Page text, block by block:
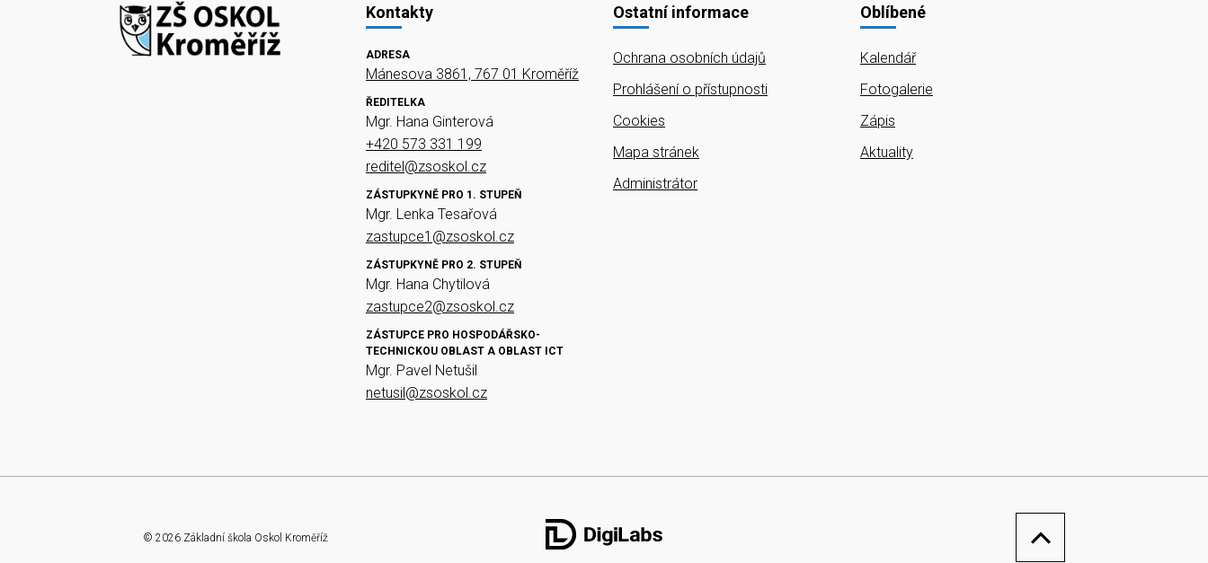
Kontakty
ADRESA
Mánesova 3861, 767 01 Kroměříž
ŘEDITELKA
Mgr. Hana Ginterová
+420 573 331 199
reditel@zsoskol.cz
ZÁSTUPKYNĚ PRO 1. STUPEŇ
Mgr. Lenka Tesařová
zastupce1@zsoskol.cz
ZÁSTUPKYNĚ PRO 2. STUPEŇ
Mgr. Hana Chytilová
zastupce2@zsoskol.cz
ZÁSTUPCE PRO HOSPODÁŘSKO-
TECHNICKOU OBLAST A OBLAST ICT
Mgr. Pavel Netušil
netusil@zsoskol.cz
Ostatní informace
Ochrana osobních údajů
Prohlášení o přístupnosti
Cookies
Mapa stránek
Administrátor
Oblíbené
Kalendář
Fotogalerie
Zápis
Aktuality
© 2026 Základní škola Oskol Kroměříž